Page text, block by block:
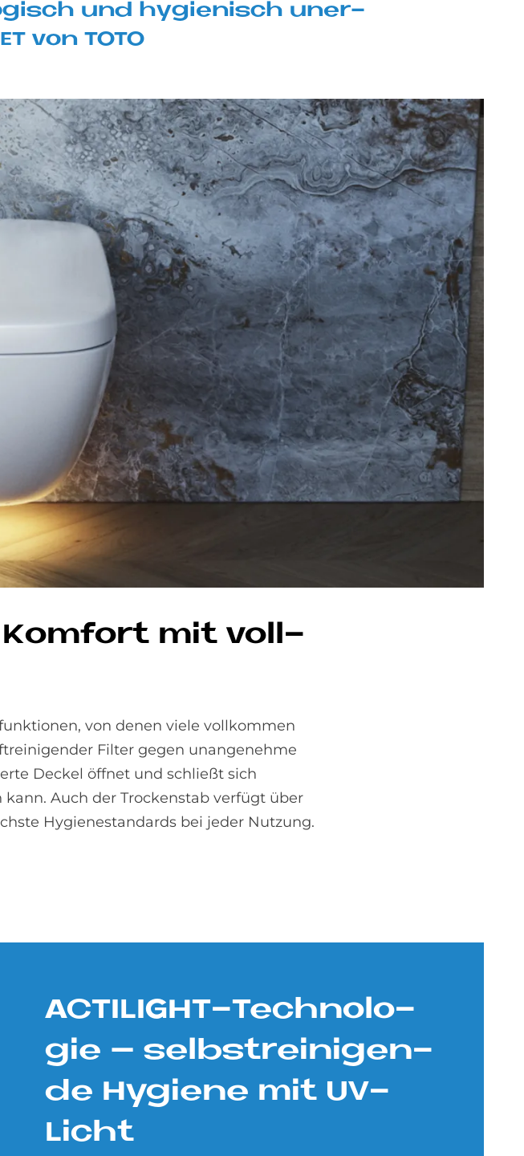
und hy­gie­nisch un­er­
von TOTO
Kom­fort mit voll­
von denen viele vollkommen
Filter gegen unangenehme
Deckel öffnet und schließt sich
Auch der Trockenstab verfügt über
Hygienestandards bei jeder Nutzung.
AC­TI­LIG­HT-Tech­no­lo­
gie – selbst­rei­ni­gen­
de Hy­gie­ne mit UV-
Li­cht